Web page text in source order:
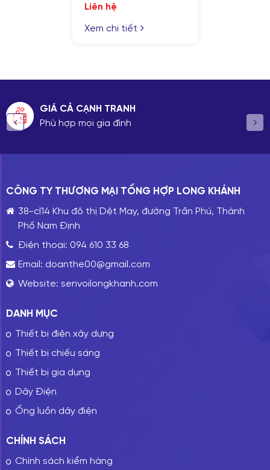
Liên hệ
Xem chi tiết
GIÁ CẢ CẠNH TRANH
Phù hợp mọi gia đình
CÔNG TY THƯƠNG MẠI TỔNG HỢP LONG KHÁNH
38-cl14 Khu đô thị Dệt May, đường Trần Phú, Thành
Phố Nam Định
Điện thoại: 094 610 33 68
Email: doanthe00@gmail.com
Website: senvoilongkhanh.com
DANH MỤC
Thiết bị điện xây dựng
Thiết bị chiếu sáng
Thiết bị gia dụng
Dây Điện
Ống luồn dây điện
CHÍNH SÁCH
Chính sách kiểm hàng